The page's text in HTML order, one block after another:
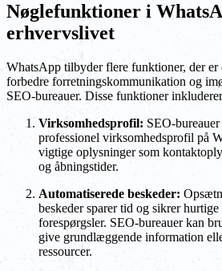
Nøglefunktioner i
erhvervslivet
WhatsApp tilbyder flere funktioner, der er
forbedre forretningskommunikation og
SEO-bureauer. Disse funktioner
Virksomhedsprofil: SEO-
professionel virksomhedsprofil på
vigtige oplysninger som
og åbningstider.
Automatiserede beskeder:
beskeder sparer tid og sikrer
forespørgsler. SEO-bureauer kan
give grundlæggende information
ressourcer.